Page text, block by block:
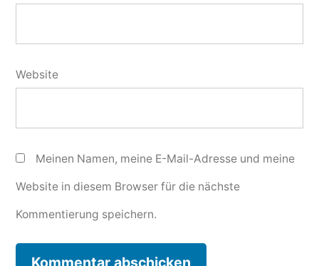
Website
Meinen Namen, meine E-Mail-Adresse und meine
Website in diesem Browser für die nächste
Kommentierung speichern.